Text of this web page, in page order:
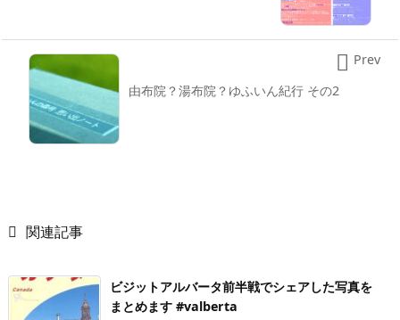
由布院？湯布院？ゆふいん紀行 その2
 Prev
 関連記事
ビジットアルバータ前半戦でシェアした写真を
まとめます #valberta